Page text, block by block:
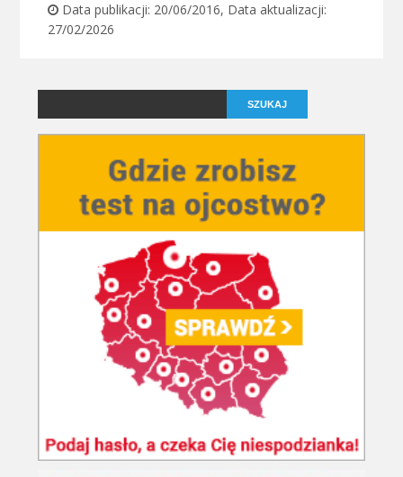
Data publikacji: 20/06/2016, Data aktualizacji:
27/02/2026